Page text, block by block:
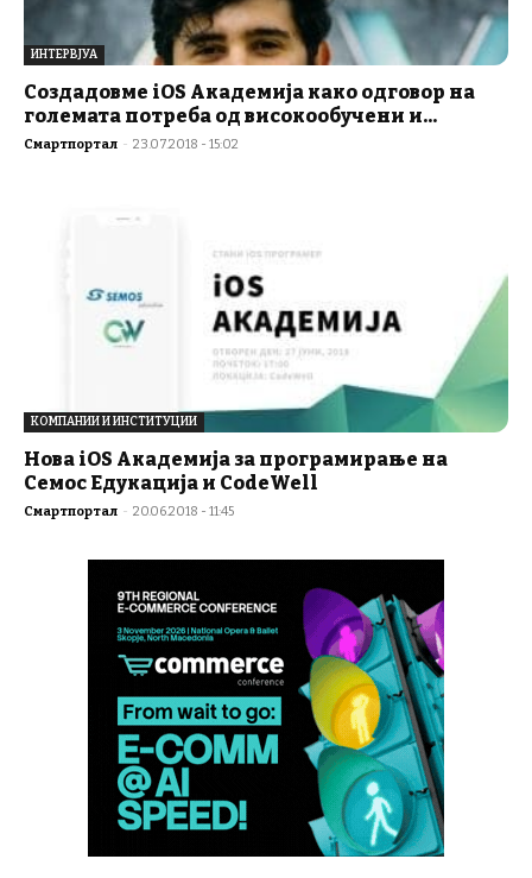
ИНТЕРВЈУА
Создадовме iOS Академија како одговор на
големата потреба од високообучени и...
Смартпортал - 23.07.2018 - 15:02
КОМПАНИИ И ИНСТИТУЦИИ
Нова iOS Академија за програмирање на
Семос Едукација и CodeWell
Смартпортал - 20.06.2018 - 11:45